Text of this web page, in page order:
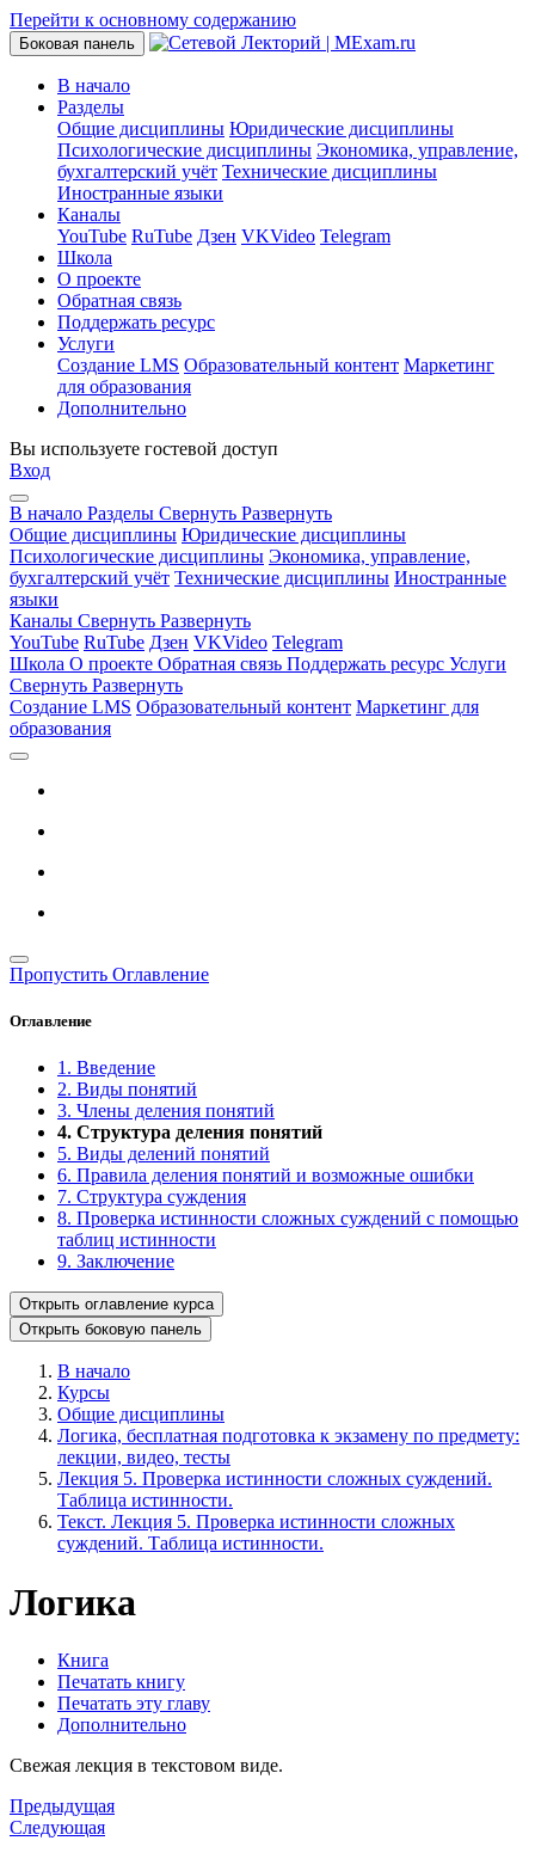
Перейти к основному содержанию
Боковая панель
В начало
Разделы
Общие дисциплины Юридические дисциплины
Психологические дисциплины Экономика, управление,
бухгалтерский учёт Технические дисциплины
Иностранные языки
Каналы
YouTube RuTube Дзен VKVideo Telegram
Школа
О проекте
Обратная связь
Поддержать ресурс
Услуги
Создание LMS Образовательный контент Маркетинг
для образования
Дополнительно
Вы используете гостевой доступ
Вход
В начало Разделы Свернуть Развернуть
Общие дисциплины Юридические дисциплины
Психологические дисциплины Экономика, управление,
бухгалтерский учёт Технические дисциплины Иностранные
языки
Каналы Свернуть Развернуть
YouTube RuTube Дзен VKVideo Telegram
Школа О проекте Обратная связь Поддержать ресурс Услуги
Свернуть Развернуть
Создание LMS Образовательный контент Маркетинг для
образования
Пропустить Оглавление
Оглавление
1. Введение
2. Виды понятий
3. Члены деления понятий
4. Структура деления понятий
5. Виды делений понятий
6. Правила деления понятий и возможные ошибки
7. Структура суждения
8. Проверка истинности сложных суждений с помощью
таблиц истинности
9. Заключение
Открыть оглавление курса
Открыть боковую панель
В начало
Курсы
Общие дисциплины
Логика, бесплатная подготовка к экзамену по предмету:
лекции, видео, тесты
Лекция 5. Проверка истинности сложных суждений.
Таблица истинности.
Текст. Лекция 5. Проверка истинности сложных
суждений. Таблица истинности.
Логика
Книга
Печатать книгу
Печатать эту главу
Дополнительно
Свежая лекция в текстовом виде.
Предыдущая
Следующая